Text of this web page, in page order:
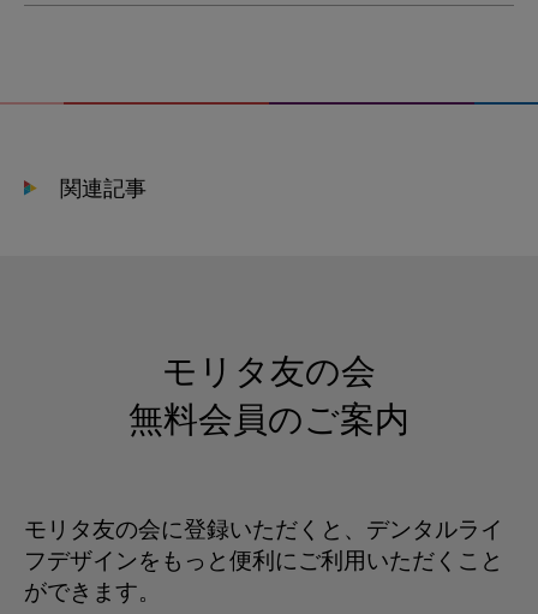
関連記事
モリタ友の会
無料会員のご案内
モリタ友の会に登録いただくと、デンタルライ
フデザインをもっと便利にご利用いただくこと
ができます。